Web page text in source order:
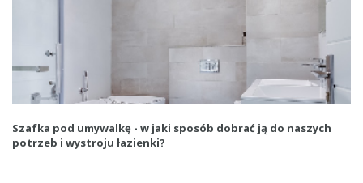
Szafka pod umywalkę - w jaki sposób dobrać ją do naszych
potrzeb i wystroju łazienki?